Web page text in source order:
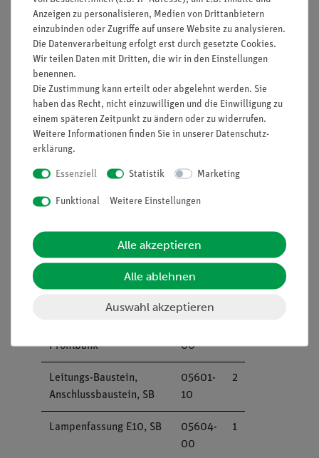
Lieferumfang
Stativfuß, teilbar, für 2
Stangen
02001-
00
1
Stativstangen, Edelstahl,
diverse Größen
02037-
00
2
01
Gewindeachse und
01
05750-
Profilbank
00
Leitungs-Baustein,
Anschlussbaustein, SB
05601-
10
2
Lampenfassung E10, SB
05604-
00
1
Anzeigen zu personalisieren, Medien von Drittanbietern
einzubinden oder Zugriffe auf unsere Website zu analysieren.
Die Datenverarbeitung erfolgt erst durch gesetzte Cookies.
Wir teilen Daten mit Dritten, die wir in den Einstellungen
benennen.
Die Zustimmung kann erteilt oder abgelehnt werden. Sie
haben das Recht, nicht einzuwilligen und die Einwilligung zu
einem späteren Zeitpunkt zu ändern oder zu widerrufen.
Weitere Informationen finden Sie in unserer Daten­schutz­
erklärung.
Essenziell Statistik Marketing
Funktional Weitere Einstellungen
Alle akzeptieren
Alle ablehnen
Auswahl akzeptieren